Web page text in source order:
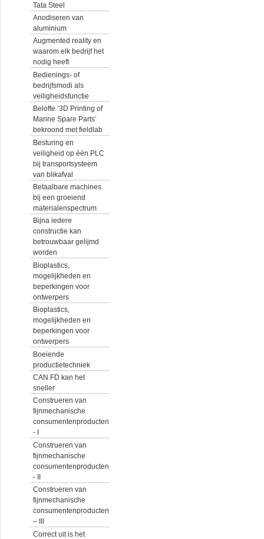
Tata Steel
Anodiseren van
aluminium
Augmented reality en
waarom elk bedrijf het
nodig heeft
Bedienings- of
bedrijfsmodi als
veiligheidsfunctie
Belofte ‘3D Printing of
Marine Spare Parts’
bekroond met fieldlab
Besturing en
veiligheid op één PLC
bij transportsysteem
van blikafval
Betaalbare machines
bij een groeiend
materialenspectrum
Bijna iedere
constructie kan
betrouwbaar gelijmd
worden
Bioplastics,
mogelijkheden en
beperkingen voor
ontwerpers
Bioplastics,
mogelijkheden en
beperkingen voor
ontwerpers
Boeiende
productietechniek
CAN FD kan het
sneller
Construeren van
fijnmechanische
consumentenproducten
- I
Construeren van
fijnmechanische
consumentenproducten
- II
Construeren van
fijnmechanische
consumentenproducten
– III
Correct uit is het